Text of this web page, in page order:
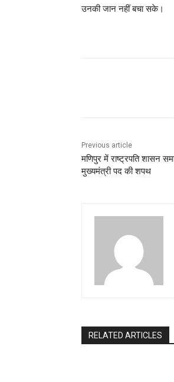
उनकी जान नहीं बचा सके।
Previous article
मणिपुर में राष्ट्रपति शासन
मुख्यमंत्री पद की शपथ
RELATED ARTICLES